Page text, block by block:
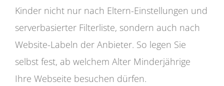
Kinder nicht nur nach Eltern-Einstellungen und
serverbasierter Filterliste, sondern auch nach
Website-Labeln der Anbieter. So legen Sie
selbst fest, ab welchem Alter Minderjährige
Ihre Webseite besuchen dürfen.